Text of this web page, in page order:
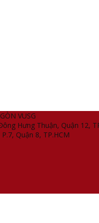
VUSG
Hưng Thuận, Quận 12,
Quận 8, TP.HCM